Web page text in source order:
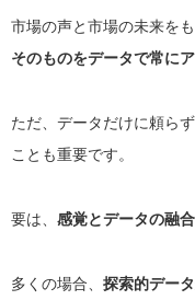
市場の声と市場の未来をも
そのものをデータで常に
ただ、データだけに頼らず
ことも重要です。
要は、 感覚とデータの融合
多くの場合、 探索的デー